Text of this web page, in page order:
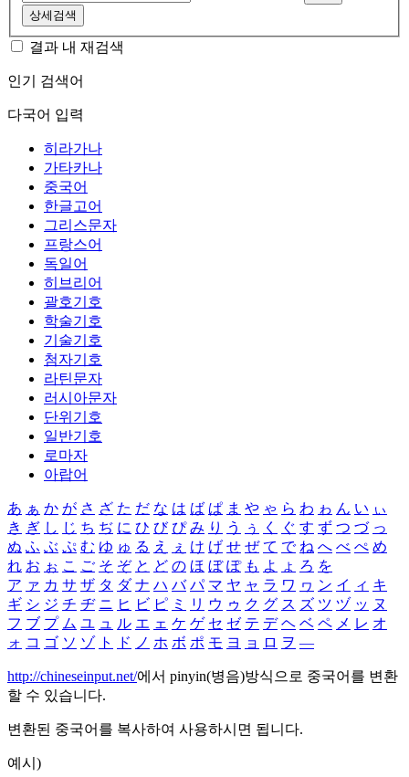
상세검색
결과 내 재검색
인기 검색어
다국어 입력
히라가나
가타카나
중국어
한글고어
그리스문자
프랑스어
독일어
히브리어
괄호기호
학술기호
기술기호
첨자기호
라틴문자
러시아문자
단위기호
일반기호
로마자
아랍어
あ ぁ か が さ ざ た だ な は ば ぱ ま や ゃ ら わ ゎ ん い ぃ
き ぎ し じ ち ぢ に ひ び ぴ み り う ぅ く ぐ す ず つ づ っ
ぬ ふ ぶ ぷ む ゆ ゅ る え ぇ け げ せ ぜ て で ね へ べ ぺ め
れ お ぉ こ ご そ ぞ と ど の ほ ぼ ぽ も よ ょ ろ を
ア ァ カ サ ザ タ ダ ナ ハ バ パ マ ヤ ャ ラ ワ ヮ ン イ ィ キ
ギ シ ジ チ ヂ ニ ヒ ビ ピ ミ リ ウ ゥ ク グ ス ズ ツ ヅ ッ ヌ
フ ブ プ ム ユ ュ ル エ ェ ケ ゲ セ ゼ テ デ ヘ ベ ペ メ レ オ
ォ コ ゴ ソ ゾ ト ド ノ ホ ボ ポ モ ヨ ョ ロ ヲ ―
http://chineseinput.net/에서 pinyin(병음)방식으로 중국어를 변환
할 수 있습니다.
변환된 중국어를 복사하여 사용하시면 됩니다.
예시)